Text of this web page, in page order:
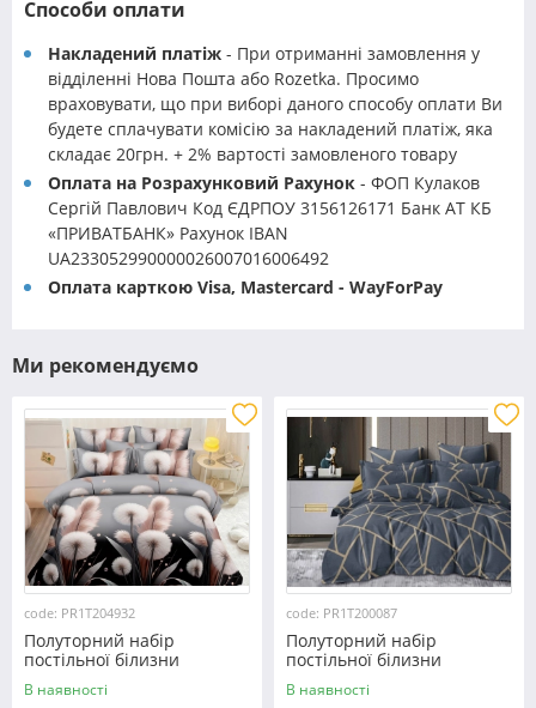
Способи оплати
Накладений платіж - При отриманні замовлення у
відділенні Нова Пошта або Rozetka. Просимо
враховувати, що при виборі даного способу оплати Ви
будете сплачувати комісію за накладений платіж, яка
складає 20грн. + 2% вартості замовленого товару
Оплата на Розрахунковий Рахунок - ФОП Кулаков
Сергій Павлович Код ЄДРПОУ 3156126171 Банк АТ КБ
«ПРИВАТБАНК» Рахунок IBAN
UA233052990000026007016006492
Оплата карткою Visa, Mastercard - WayForPay
Ми рекомендуємо
code: PR1T204932
Полуторний набір
постільної білизни
150*220 із полікотону
№204932 Черешенька™
В наявності
code: PR1T200087
Полуторний набір
постільної білизни
150*220 із полікотону
№200087 Черешенька™
В наявності